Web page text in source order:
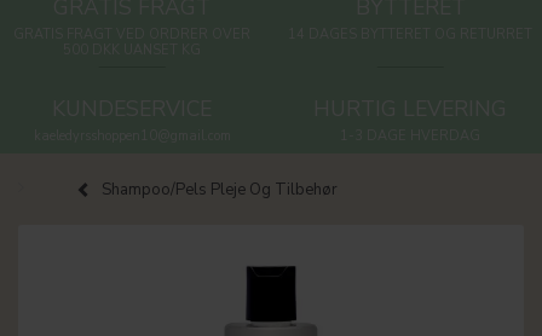
Shampoo/Pels Pleje Og Tilbehør